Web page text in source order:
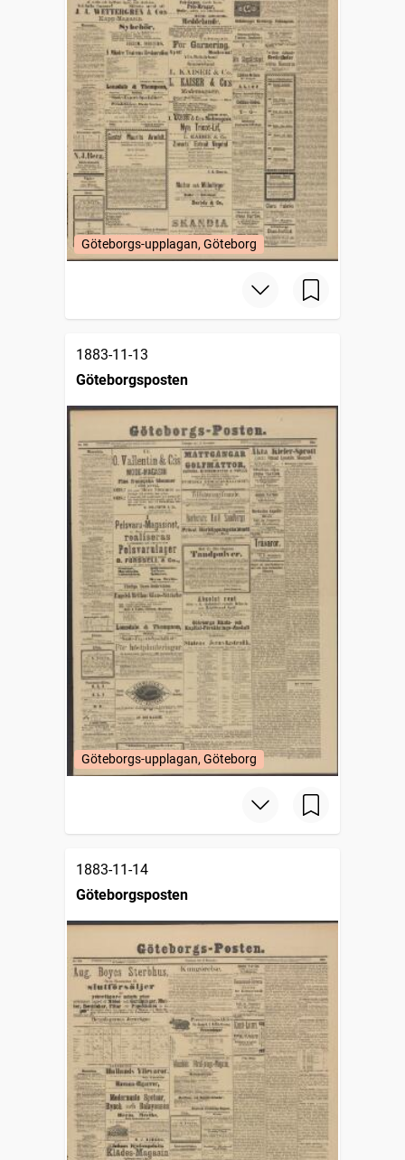
Göteborgs-upplagan, Göteborg
1883-11-13
Göteborgsposten
Göteborgs-upplagan, Göteborg
1883-11-14
Göteborgsposten